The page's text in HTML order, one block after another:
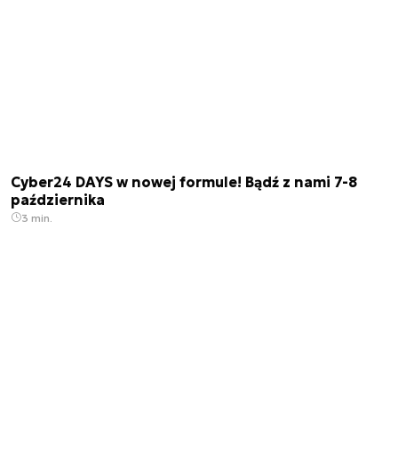
Cyber24 DAYS w nowej formule! Bądź z nami 7-8
października
3 min.